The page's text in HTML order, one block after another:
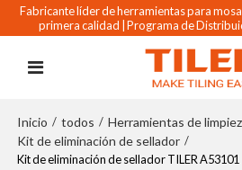
Fabricante líder de herramientas para
primera calidad | Programa de
Inicio / todos / Herramientas de
Kit de eliminación de sellador /
Kit de eliminación de sellador TILER A53101